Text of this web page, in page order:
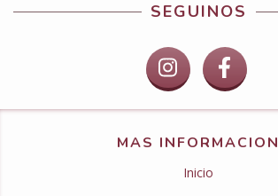
SEGUINOS
MAS INFORMACION
Inicio